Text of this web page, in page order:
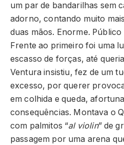
um par de bandarilhas sem
adorno, contando muito
duas mãos. Enorme.
Frente ao primeiro foi uma
escasso de forças, até
Ventura insistiu, fez de um
excesso, por querer
em colhida e queda,
consequências. Montava o
com palmitos “al violin” de
passagem por uma arena